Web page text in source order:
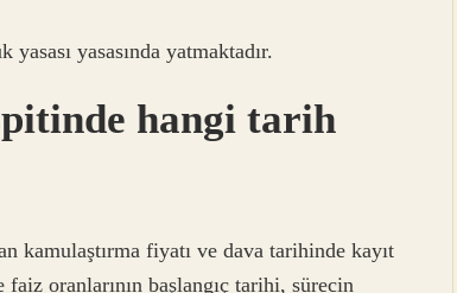
yasasında yatmaktadır.
hangi tarih
kamulaştırma fiyatı ve dava tarihinde kayıt
oranlarının başlangıç ​​tarihi, sürecin